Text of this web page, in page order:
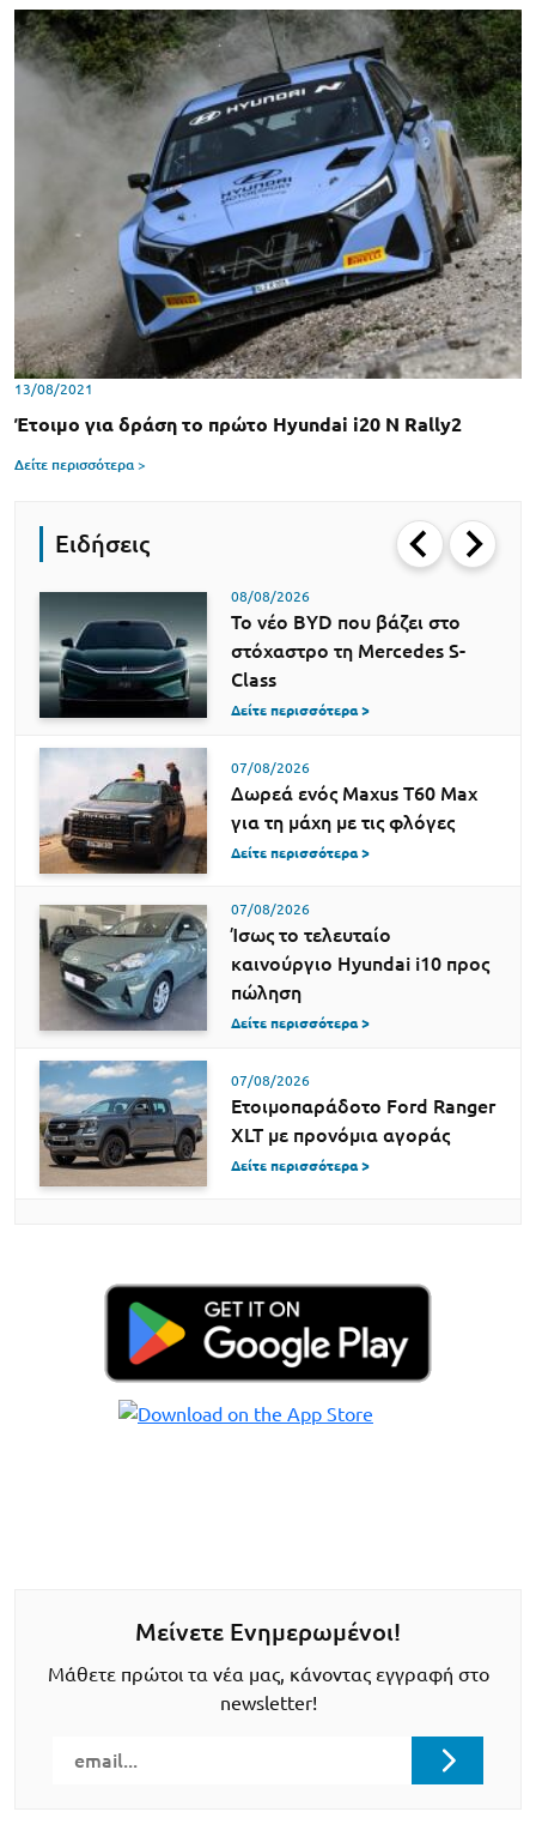
13/08/2021
Έτοιμο για δράση το πρώτο Hyundai i20 N Rally2
Δείτε περισσότερα >
Ειδήσεις
08/08/2026
Το νέο BYD που βάζει στο
στόχαστρο τη Mercedes S-
Class
Δείτε περισσότερα >
07/08/2026
Δωρεά ενός Maxus T60 Max
για τη μάχη με τις φλόγες
Δείτε περισσότερα >
07/08/2026
Ίσως το τελευταίο
καινούργιο Hyundai i10 προς
πώληση
Δείτε περισσότερα >
07/08/2026
Ετοιμοπαράδοτο Ford Ranger
XLT με προνόμια αγοράς
Δείτε περισσότερα >
Μείνετε Ενημερωμένοι!
Μάθετε πρώτοι τα νέα μας, κάνοντας εγγραφή στο
newsletter!